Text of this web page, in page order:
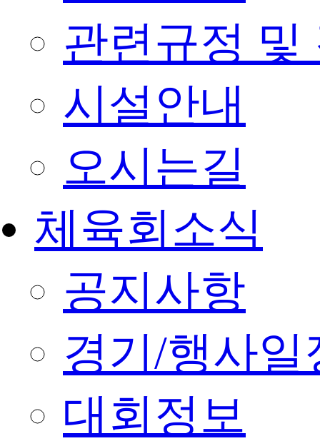
관련규정 및
시설안내
오시는길
체육회소식
공지사항
경기/행사일
대회정보